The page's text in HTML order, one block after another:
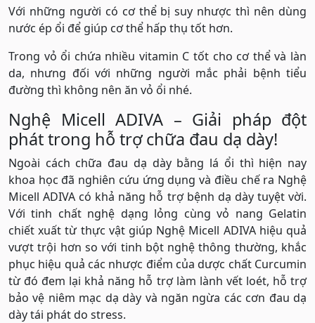
Với những người có cơ thể bị suy nhược thì nên dùng
nước ép ổi để giúp cơ thể hấp thụ tốt hơn.
Trong vỏ ổi chứa nhiều vitamin C tốt cho cơ thể và làn
da, nhưng đối với những người mắc phải bệnh tiểu
đường thì không nên ăn vỏ ổi nhé.
Nghệ Micell ADIVA – Giải pháp đột
phát trong hỗ trợ chữa đau dạ dày!
Ngoài cách chữa đau dạ dày bằng lá ổi thì hiện nay
khoa học đã nghiên cứu ứng dụng và điều chế ra Nghệ
Micell ADIVA có khả năng hỗ trợ bệnh dạ dày tuyệt vời.
Với tinh chất nghệ dạng lỏng cùng vỏ nang Gelatin
chiết xuất từ thực vật giúp Nghệ Micell ADIVA hiệu quả
vượt trội hơn so với tinh bột nghệ thông thường, khắc
phục hiệu quả các nhược điểm của dược chất Curcumin
từ đó đem lại khả năng hỗ trợ làm lành vết loét, hỗ trợ
bảo vệ niêm mạc dạ dày và ngăn ngừa các cơn đau dạ
dày tái phát do stress.